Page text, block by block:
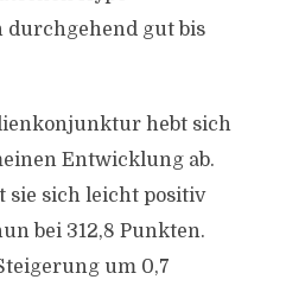
durchgehend gut bis
hebt sich
Entwicklung ab.
sich leicht positiv
bei 312,8 Punkten.
um 0,7